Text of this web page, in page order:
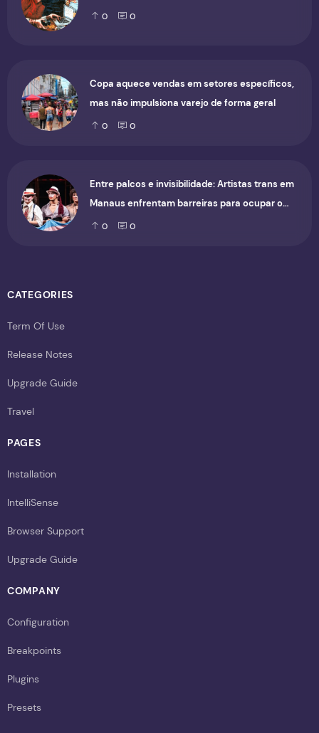
0 0
Copa aquece vendas em setores específicos,
mas não impulsiona varejo de forma geral
0 0
Entre palcos e invisibilidade: Artistas trans em
Manaus enfrentam barreiras para ocupar o
cenário cultural
0 0
CATEGORIES
Term Of Use
Release Notes
Upgrade Guide
Travel
PAGES
Installation
IntelliSense
Browser Support
Upgrade Guide
COMPANY
Configuration
Breakpoints
Plugins
Presets